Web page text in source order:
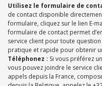
Utilisez le formulaire de
de contact disponible
formulaire, cliquez sur le lien E-
formulaire de contact permet
service client pour toute question
pratique et rapide pour obtenir
Téléphonez : Si vous préférez
vous pouvez joindre le service
appels depuis la France,